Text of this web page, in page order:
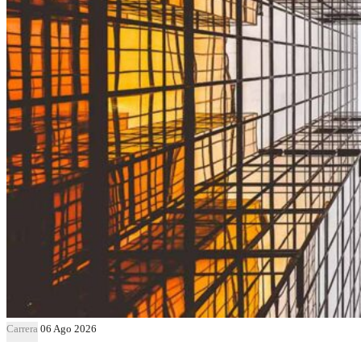
Carrera 06 Ago 2026